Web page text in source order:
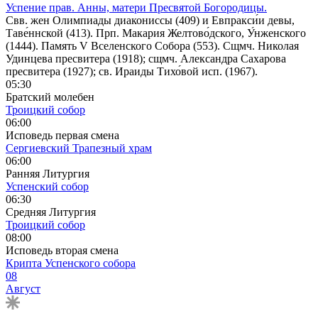
Успение прав. Анны, матери Пресвятой Богородицы.
Свв. жен Олимпиады диакониссы (409) и Евпракси́и девы,
Таве́ннской (413). Прп. Макария Желтово́дского, У́нженского
(1444). Память V Вселенского Собора (553). Сщмч. Николая
Удинцева пресвитера (1918); сщмч. Александра Сахарова
пресвитера (1927); св. Ираиды Тихо́вой исп. (1967).
05:30
Братский молебен
Троицкий собор
06:00
Исповедь первая смена
Сергиевский Трапезный храм
06:00
Ранняя Литургия
Успенский собор
06:30
Средняя Литургия
Троицкий собор
08:00
Исповедь вторая смена
Крипта Успенского собора
08
Август